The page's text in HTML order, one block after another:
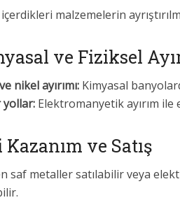
malzemelerin
ve Fiziksel
nikel ayırımı: Kimyasal
yollar: Elektromanyetik ayırım ile
Kazanım ve Satış
saf metaller satılabilir veya